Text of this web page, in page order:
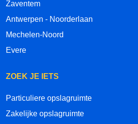
Zaventem
Antwerpen - Noorderlaan
Mechelen-Noord
Evere
ZOEK JE IETS
Particuliere opslagruimte
Zakelijke opslagruimte